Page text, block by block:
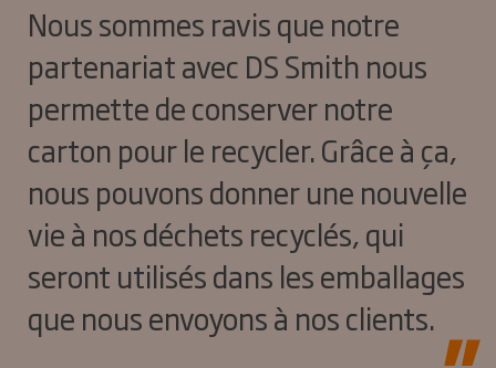
Nous sommes ravis que notre
partenariat avec DS Smith nous
permette de conserver notre
carton pour le recycler. Grâce à ça,
nous pouvons donner une nouvelle
vie à nos déchets recyclés, qui
seront utilisés dans les emballages
que nous envoyons à nos clients.